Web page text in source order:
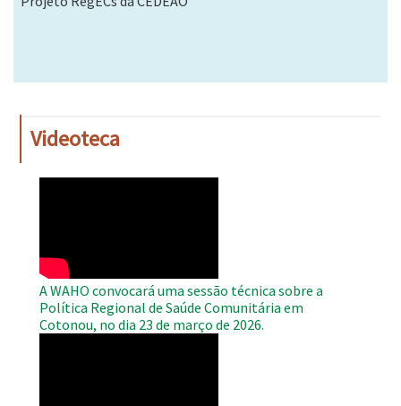
Videoteca
A WAHO convocará uma sessão técnica sobre a
Política Regional de Saúde Comunitária em
Cotonou, no dia 23 de março de 2026.